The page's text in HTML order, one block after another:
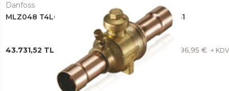
Danfoss
MLZ048 T4LC9A SCROLL KOMPRESÖR 121L8651
796,95 € + KDV
43.731,52 TL + KDV